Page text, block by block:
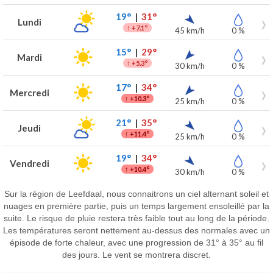
Lundi 19°| 31°
↑ +7.1° 45 km/h 0 %
Mardi 15°| 29°
↑ +5.3° 30 km/h 0 %
Mercredi 17°| 34°
↑ +10.3° 25 km/h 0 %
Jeudi 21°| 35°
↑ +11.4° 25 km/h 0 %
Vendredi 19°| 34°
↑ +10.4° 30 km/h 0 %
Sur la région de Leefdaal, nous connaitrons un ciel alternant soleil et
nuages en première partie, puis un temps largement ensoleillé par la
suite. Le risque de pluie restera très faible tout au long de la période.
Les températures seront nettement au-dessus des normales avec un
épisode de forte chaleur, avec une progression de 31° à 35° au fil
des jours. Le vent se montrera discret.